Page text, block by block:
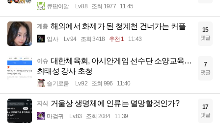
큐땁이알 Lv.88 조회 1977 11:45
계층 해외에서 화제가 된 청계천 건너가는 커플
입사 Lv.94 조회 3418 추천 1 11:43
15
댓글
이슈 대한체육회, 아시안게임 선수단 소양교육…
최태성 강사 초청
슬기로움 Lv.92 조회 996 11:40
7
댓글
지식 거울상 생명체에 인류는 멸망할것인가?
마검귀 Lv.83 조회 2084 11:39
17
댓글